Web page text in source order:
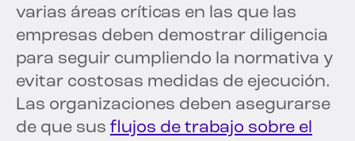
varias áreas críticas en las que las
empresas deben demostrar diligencia
para seguir cumpliendo la normativa y
evitar costosas medidas de ejecución.
Las organizaciones deben asegurarse
de que sus flujos de trabajo sobre el